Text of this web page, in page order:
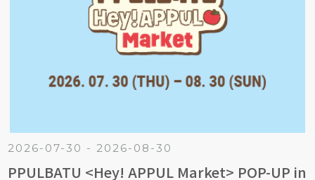
2026-07-30 - 2026-08-30
PPULBATU <Hey! APPUL Market> POP-UP in